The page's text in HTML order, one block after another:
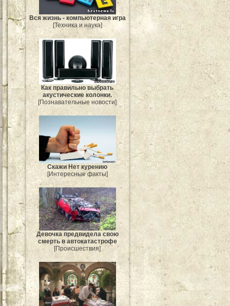
Вся жизнь - компьютерная игра
[Техника и наука]
Как правильно выбрать
акустические колонки.
[Познавательные новости]
Скажи Нет курению
[Интересные факты]
Девочка предвидела свою
смерть в автокатастрофе
[Происшествия]